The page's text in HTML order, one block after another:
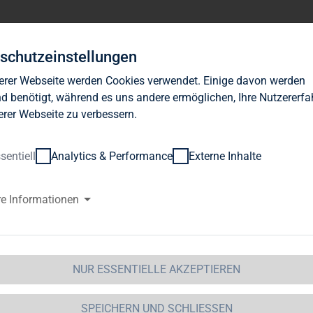
Investor Relations
Immobilien AG startet
starker operativer
Wachstum und reduziert
Webseite werden Cookies verwendet. Einige davon werden
benötigt, während es uns andere ermöglichen, Ihre
Webseite zu verbessern.
Analytics & Performance Externe Inhalte
Informationen
NUR ESSENTIELLE AKZEPTIEREN
SPEICHERN UND SCHLIESSEN